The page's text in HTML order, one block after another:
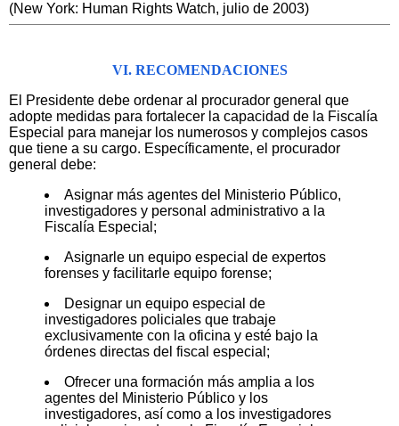
(New York: Human Rights Watch, julio de 2003)
VI. RECOMENDACIONES
El Presidente debe ordenar al procurador general que
adopte medidas para fortalecer la capacidad de la Fiscalía
Especial para manejar los numerosos y complejos casos
que tiene a su cargo. Específicamente, el procurador
general debe:
Asignar más agentes del Ministerio Público,
investigadores y personal administrativo a la
Fiscalía Especial;
Asignarle un equipo especial de expertos
forenses y facilitarle equipo forense;
Designar un equipo especial de
investigadores policiales que trabaje
exclusivamente con la oficina y esté bajo la
órdenes directas del fiscal especial;
Ofrecer una formación más amplia a los
agentes del Ministerio Público y los
investigadores, así como a los investigadores